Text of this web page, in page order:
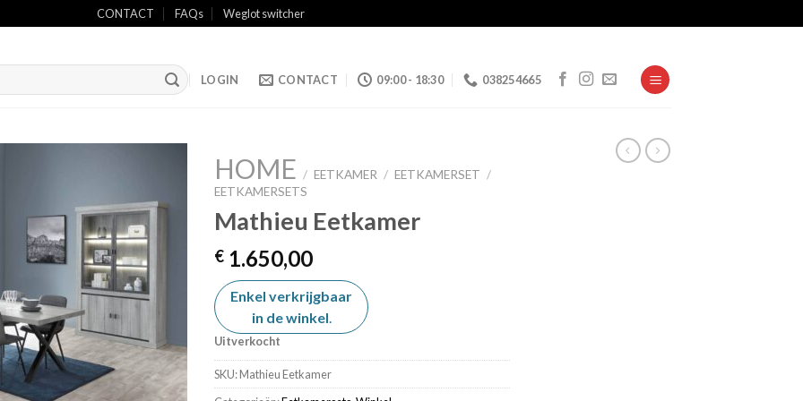
CONTACT FAQs Weglot switcher
LOGIN CONTACT 09:00 - 18:30 038254665
Add to
wishlist
HOME / EETKAMER / EETKAMERSET /
EETKAMERSETS
Mathieu Eetkamer
€ 1.650,00
Enkel verkrijgbaar
in de winkel.
Uitverkocht
SKU:Mathieu Eetkamer